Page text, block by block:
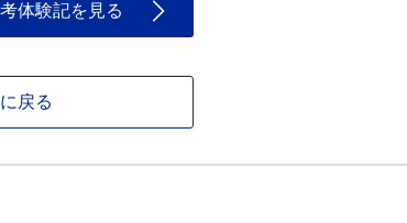
体験記を見る
戻る